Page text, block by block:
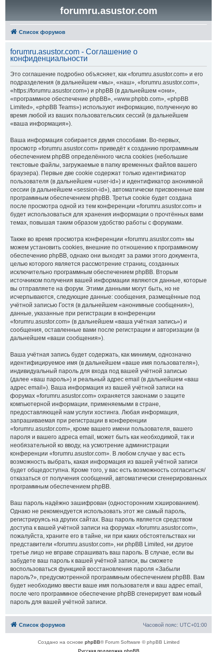
forumru.asustor.com
Список форумов
forumru.asustor.com - Соглашение о
конфиденциальности
Это соглашение подробно объясняет, как «forumru.asustor.com» и его
подразделения (в дальнейшем «мы», «наш», «forumru.asustor.com»,
«https://forumru.asustor.com») и phpBB (в дальнейшем «они»,
«программное обеспечение phpBB», «www.phpbb.com», «phpBB
Limited», «phpBB Teams») используют информацию, полученную во
время любой из ваших пользовательских сессий (в дальнейшем
«ваша информация»).
Ваша информация собирается двумя способами. Во-первых,
просмотр «forumru.asustor.com» приведёт к созданию программным
обеспечением phpBB определённого числа cookies (небольшие
текстовые файлы, загружаемые в папку временных файлов вашего
браузера). Первые две cookie содержат только идентификатор
пользователя (в дальнейшем «user-id») и идентификатор анонимной
сессии (в дальнейшем «session-id»), автоматически присвоенные вам
программным обеспечением phpBB. Третья cookie будет создана
после просмотра одной из тем конференции «forumru.asustor.com» и
будет использоваться для хранения информации о прочтённых вами
темах, повышая таким образом удобство работы с форумами.
Также во время просмотра конференции «forumru.asustor.com» мы
можем установить cookies, внешние по отношению к программному
обеспечению phpBB, однако они выходят за рамки этого документа,
целью которого является рассмотрение страниц, созданных
исключительно программным обеспечением phpBB. Вторым
источником получения вашей информации являются данные, которые
вы отправляете на форум. Этими данными могут быть, но не
исчерпываются, следующие данные: сообщения, размещённые под
учётной записью Гостя (в дальнейшем «анонимные сообщения»),
данные, указанные при регистрации в конференции
«forumru.asustor.com» (в дальнейшем «ваша учётная запись») и
сообщения, оставленные вами после регистрации и авторизации (в
дальнейшем «ваши сообщения»).
Ваша учётная запись будет содержать, как минимум, однозначно
идентифицируемое имя (в дальнейшем «ваше имя пользователя»),
индивидуальный пароль для входа под вашей учётной записью
(далее «ваш пароль») и реальный адрес email (в дальнейшем «ваш
адрес email»). Ваша информация из вашей учётной записи на
форумах «forumru.asustor.com» охраняется законами о защите
компьютерной информации, применяемыми в стране,
предоставляющей нам услуги хостинга. Любая информация,
запрашиваемая при регистрации в конференции
«forumru.asustor.com», кроме вашего имени пользователя, вашего
пароля и вашего адреса email, может быть как необходимой, так и
необязательной ко вводу, на усмотрение администрации
конференции «forumru.asustor.com». В любом случае у вас есть
возможность выбрать, какая информация из вашей учётной записи
будет общедоступна. Кроме того, у вас есть возможность согласиться/
отказаться от получения сообщений, автоматически сгенерированных
программным обеспечением phpBB.
Ваш пароль надёжно зашифрован (односторонним хэшированием).
Однако не рекомендуется использовать этот же самый пароль,
регистрируясь на других сайтах. Ваш пароль является средством
доступа к вашей учётной записи на форумах «forumru.asustor.com»,
пожалуйста, храните его в тайне, ни при каких обстоятельствах ни
представители «forumru.asustor.com», ни phpBB Limited, ни другое
третье лицо не вправе спрашивать ваш пароль. В случае, если вы
забудете ваш пароль к вашей учётной записи, вы сможете
воспользоваться функцией восстановления пароля «Забыли
пароль?», предусмотренной программным обеспечением phpBB. Вам
будет необходимо ввести ваше имя пользователя и ваш адрес email,
после чего программное обеспечение phpBB сгенерирует вам новый
пароль для вашей учётной записи.
Список форумов Часовой пояс: UTC+01:00
Создано на основе phpBB® Forum Software © phpBB Limited
Русская поддержка phpBB